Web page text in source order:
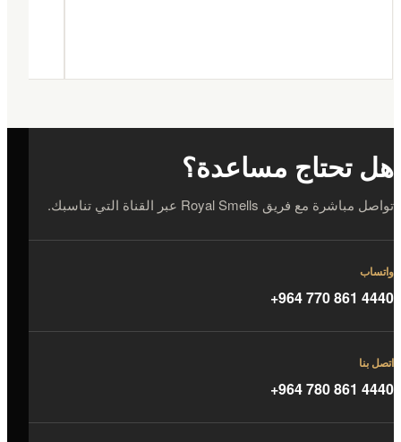
هل تحتاج مساعدة؟
تواصل مباشرة مع فريق Royal Smells عبر القناة التي تناسبك.
واتساب
+964 770 861 4440
اتصل بنا
+964 780 861 4440